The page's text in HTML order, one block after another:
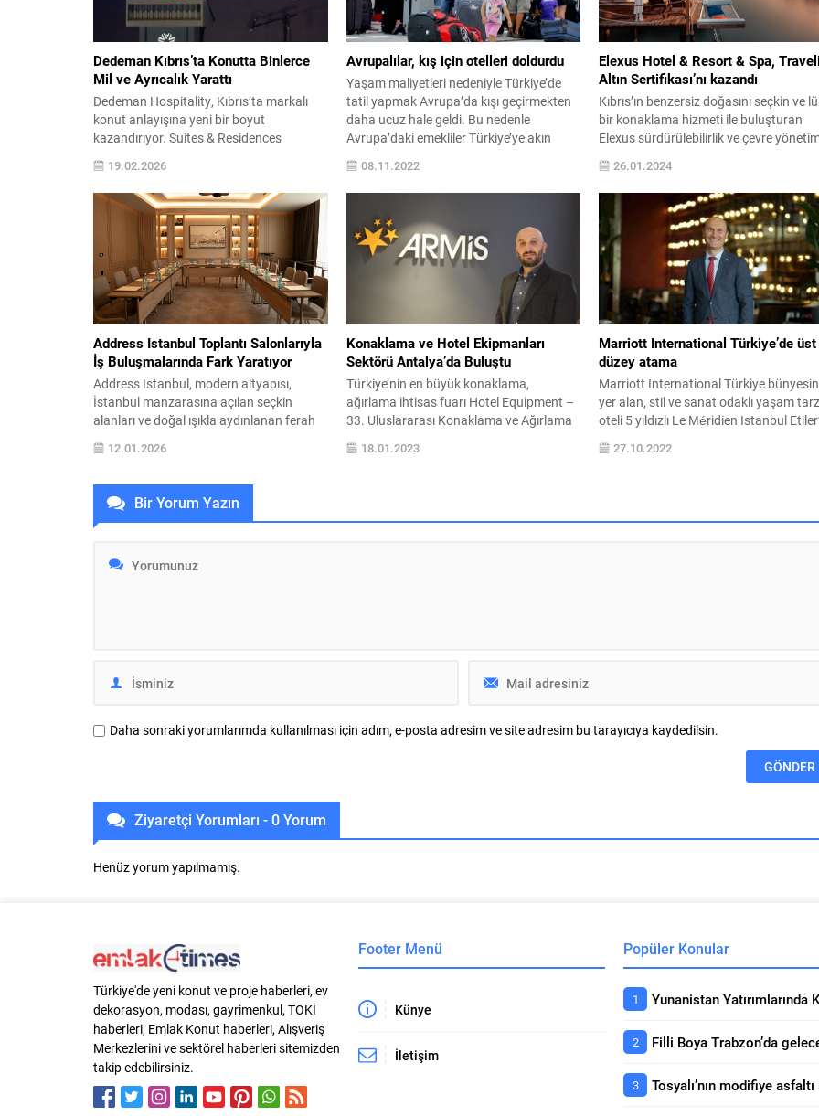
Dedeman Kıbrıs’ta Konutta Binlerce
Mil ve Ayrıcalık Yarattı
Dedeman Hospitality, Kıbrıs’ta markalı
konut anlayışına yeni bir boyut
kazandırıyor. Suites & Residences
sahiplerine Türk Hava Yolları
Miles&Smiles programı kapsamında
100.000 mil ve konaklama ayrıcalığı
sunulan bu uygulama, turizm ve
gayrimenkul sektöründe dikkat çeken bir
iş birliğine işaret ediyor. Türkiye’nin ilk yerli
otel zinciri olan Dedeman Hospitality, 60
yılı aşkın...
19.02.2026
Avrupalılar, kış için otelleri doldurdu
Yaşam maliyetleri nedeniyle Türkiye’de
tatil yapmak Avrupa’da kışı geçirmekten
daha ucuz hale geldi. Bu nedenle
Avrupa’daki emekliler Türkiye’ye akın
etmeye başladı. SPA merkezlerine büyük
ilgi gösteren emekliler, hem uygun fiyata
tatil yapıyor hem de sağlıklarına
emeklilerin Türkiye’ye olan ilgisi hakkında
bilgi veren Türkiye Genç İş...
08.11.2022
Elexus Hotel & Resort & Spa,
Altın Sertifikası’nı kazandı
Kıbrıs’ın benzersiz doğasını seçkin ve
bir konaklama hizmeti ile buluşturan
Elexus sürdürülebilirlik ve çevre
sistemi alanındaki yüksek standartları ile
Travelife Altın Sertifikası almaya hak
kazandı. KKTC’de Travel Life Sertifikası
alan ilk konaklama tesisi olma
yaşayan Elexus Hotel & Resort & Spa,
Kıbrıs sürdürülebilir turizmdeki
uygulamalarındaki üstün başarısını...
26.01.2024
Address Istanbul Toplantı Salonlarıyla
İş Buluşmalarında Fark Yaratıyor
Address Istanbul, modern altyapısı,
İstanbul manzarasına açılan seçkin
alanları ve doğal ışıkla aydınlanan ferah
ambiyansıyla toplantıları bir üst seviyeye
taşıyan profesyonel bir buluşma deneyimi
verimlilik ve konfor arayanlar için modern,
ferah ve her ihtiyaca uygun prestijli
alanlar sunan Address Istanbul,
toplantılarına uzanan geniş kullanım...
12.01.2026
Konaklama ve Hotel Ekipmanları
Sektörü Antalya’da Buluştu
Türkiye’nin en büyük konaklama,
ağırlama ihtisas fuarı Hotel Equipment –
33. Uluslararası Konaklama ve Ağırlama
Ekipmanları İhtisas Fuarı, bugün
kapılarını ziyaretçilerine açtı. 17-20 Ocak
18.01.2023
Marriott International Türkiye’de üst
düzey atama
Marriott International Türkiye
yer alan, stil ve sanat odaklı yaşam
oteli 5 yıldızlı Le Méridien Istanbul
Genel Müdür olarak Aytekin Karayaka
atandı. Otelcilik sektöründe 30 yılı aşkın
27.10.2022
Bir Yorum Yazın
Daha sonraki yorumlarımda kullanılması için adım, e-posta adresim ve site adresim bu tarayıcıya kaydedilsin.
Ziyaretçi Yorumları - 0 Yorum
Henüz yorum yapılmamış.
Türkiye'de yeni konut ve proje haberleri, ev
dekorasyon, modası, gayrimenkul, TOKİ
haberleri, Emlak Konut haberleri, Alışveriş
Merkezlerini ve sektörel haberleri sitemizden
takip edebilirsiniz.
Footer Menü
Künye
İletişim
Popüler Konular